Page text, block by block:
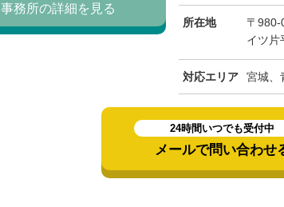
所在地
〒980-
イツ片
対応エリア 宮城、
事務所の詳細を見る
24時間いつでも受付中
メールで問い合わせ